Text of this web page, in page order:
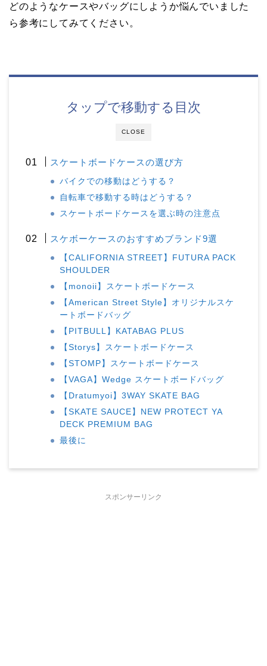
どのようなケースやバッグにしようか悩んでいました
ら参考にしてみてください。
CLOSE
タップで移動する目次
スケートボードケースの選び方
バイクでの移動はどうする？
自転車で移動する時はどうする？
スケートボードケースを選ぶ時の注意点
スケボーケースのおすすめブランド9選
【CALIFORNIA STREET】FUTURA PACK
SHOULDER
【monoii】スケートボードケース
【American Street Style】オリジナルスケ
ートボードバッグ
【PITBULL】KATABAG PLUS
【Storys】スケートボードケース
【STOMP】スケートボードケース
【VAGA】Wedge スケートボードバッグ
【Dratumyoi】3WAY SKATE BAG
【SKATE SAUCE】NEW PROTECT YA
DECK PREMIUM BAG
最後に
スポンサーリンク